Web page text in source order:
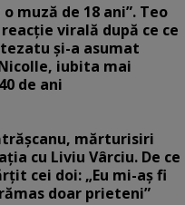
muză de 18 ani”. Teo
virală după ce ce
și-a asumat
iubita mai
de ani
mărturisiri
cu Liviu Vârciu. De ce
cei doi: „Eu mi-aș fi
doar prieteni”